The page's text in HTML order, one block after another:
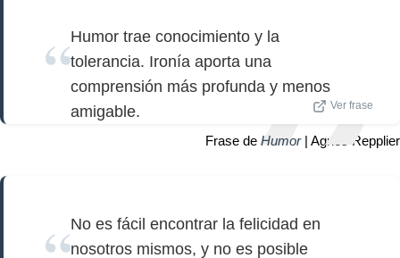
Humor trae conocimiento y la
tolerancia. Ironía aporta una
comprensión más profunda y menos
amigable.
Ver frase
Frase de Humor| Agnes Repplier
No es fácil encontrar la felicidad en
nosotros mismos, y no es posible